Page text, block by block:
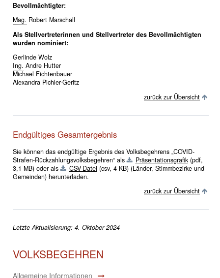
Bevollmächtigter:
Mag. Robert Marschall
Als Stellvertreterinnen und Stellvertreter des Bevollmächtigten
wurden nominiert:
Gerlinde Wolz
Ing. Andre Hutter
Michael Fichtenbauer
Alexandra Pichler-Geritz
zurück zur Übersicht
Endgültiges Gesamtergebnis
Sie können das endgültige Ergebnis des Volksbegehrens „COVID-
Strafen-Rückzahlungsvolksbegehren“ als
Präsentationsgrafik(pdf,
3,1 MB)oder als CSV-Datei (csv, 4 KB)(Länder, Stimmbezirke und
Gemeinden) herunterladen.
zurück zur Übersicht
Letzte Aktualisierung: 4. Oktober 2024
VOLKSBEGEHREN
Allgemeine Informationen